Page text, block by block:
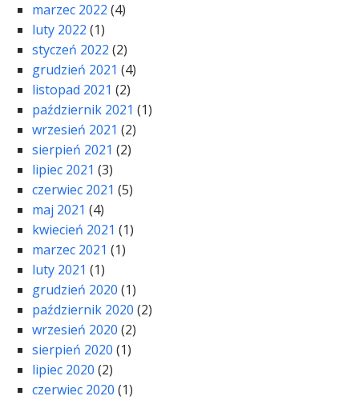
marzec 2022 (4)
luty 2022 (1)
styczeń 2022 (2)
grudzień 2021 (4)
listopad 2021 (2)
październik 2021 (1)
wrzesień 2021 (2)
sierpień 2021 (2)
lipiec 2021 (3)
czerwiec 2021 (5)
maj 2021 (4)
kwiecień 2021 (1)
marzec 2021 (1)
luty 2021 (1)
grudzień 2020 (1)
październik 2020 (2)
wrzesień 2020 (2)
sierpień 2020 (1)
lipiec 2020 (2)
czerwiec 2020 (1)